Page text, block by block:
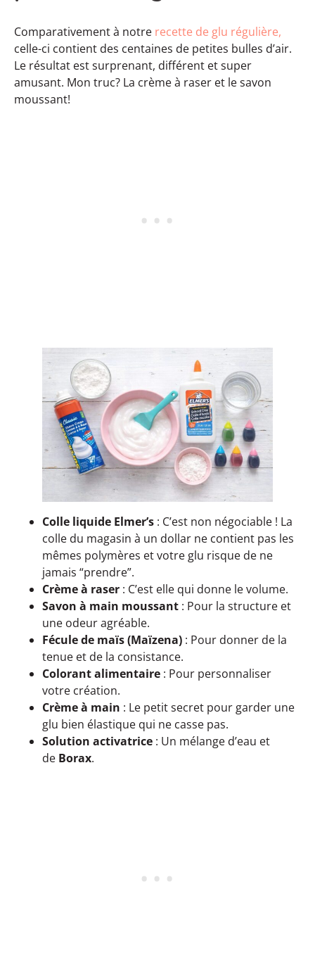
Comparativement à notre recette de glu régulière,
celle-ci contient des centaines de petites bulles d’air.
Le résultat est surprenant, différent et super
amusant. Mon truc? La crème à raser et le savon
moussant!
Colle liquide Elmer’s : C’est non négociable ! La
colle du magasin à un dollar ne contient pas les
mêmes polymères et votre glu risque de ne
jamais “prendre”.
Crème à raser : C’est elle qui donne le volume.
Savon à main moussant : Pour la structure et
une odeur agréable.
Fécule de maïs (Maïzena) : Pour donner de la
tenue et de la consistance.
Colorant alimentaire : Pour personnaliser
votre création.
Crème à main : Le petit secret pour garder une
glu bien élastique qui ne casse pas.
Solution activatrice : Un mélange d’eau et
de Borax.